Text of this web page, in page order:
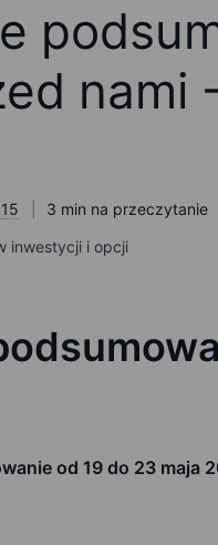
nami
3 min na przeczytanie
inwestycji i opcji
od 19 do 23 maja